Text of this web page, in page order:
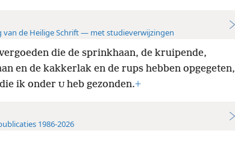
van de Heilige Schrift — met studieverwijzingen
die de sprinkhaan, de kruipende,
en de kakkerlak en de rups hebben opgegeten,
ik onder Uheb gezonden.+
1986-2026